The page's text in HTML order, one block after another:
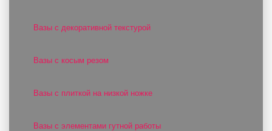
Вазы с декоративной текстурой
Вазы с косым резом
Вазы с плиткой на низкой ножке
Вазы с элементами гутной работы